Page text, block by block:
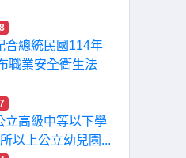
合總統民國114年
職業安全衛生法
立高級中等以下學
以上公立幼兒園...